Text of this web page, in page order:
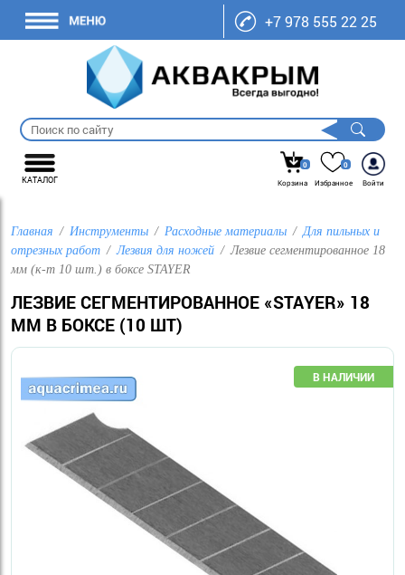
+7 978 555 22 25
КАТАЛОГ
0
Корзина
0
Избранное
Войти
Главная Инструменты Расходные материалы
Для пильных и
отрезных работ
Лезвия для ножей
Лезвие сегментированное 18
мм (к-т 10 шт.) в боксе STAYER
ЛЕЗВИЕ СЕГМЕНТИРОВАННОЕ «STAYER» 18
ММ В БОКСЕ (10 ШТ)